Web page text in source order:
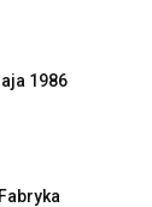
1986